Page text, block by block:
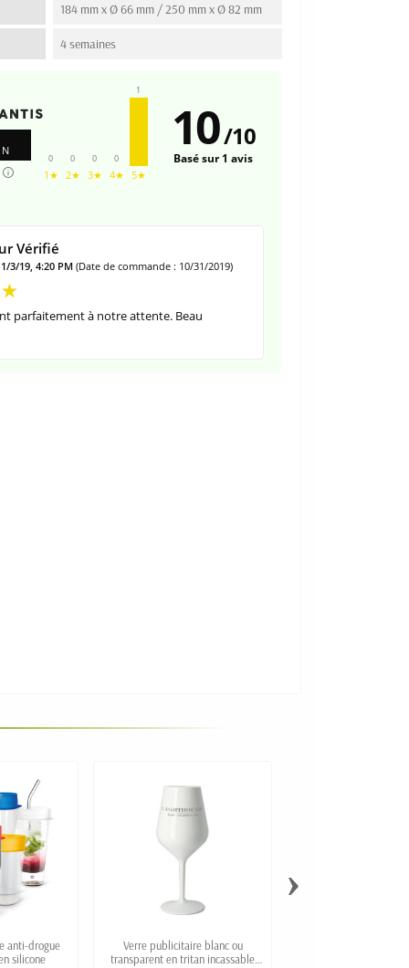
184 mm x Ø 66 mm / 250 mm x Ø 82 mm
4 semaines
0
1★
0
2★
0
3★
0
4★
1
5★
10/10
Basé sur 1 avis
Vérifié
3/19, 4:20 PM (Date de commande : 10/31/2019)
parfaitement à notre attente. Beau
anti-drogue
silicone
Verre publicitaire blanc ou
transparent en tritan incassable
›